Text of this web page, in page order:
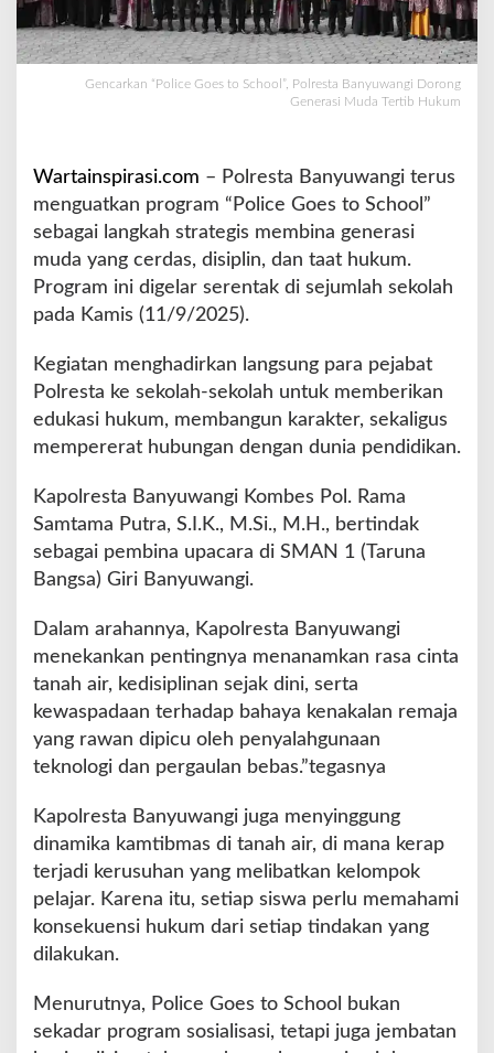
e
s
o
l
”
,
l
e
s
B
n
a
g
i
o
r
o
n
e
n
e
r
a
u
d
Gencarkan “Police Goes to School”, Polresta Banyuwangi Dorong
Generasi Muda Tertib Hukum
Wartainspirasi.com – Polresta Banyuwangi terus
menguatkan program “Police Goes to School”
sebagai langkah strategis membina generasi
muda yang cerdas, disiplin, dan taat hukum.
Program ini digelar serentak di sejumlah sekolah
pada Kamis (11/9/2025).
Kegiatan menghadirkan langsung para pejabat
Polresta ke sekolah-sekolah untuk memberikan
edukasi hukum, membangun karakter, sekaligus
mempererat hubungan dengan dunia pendidikan.
Kapolresta Banyuwangi Kombes Pol. Rama
Samtama Putra, S.I.K., M.Si., M.H., bertindak
sebagai pembina upacara di SMAN 1 (Taruna
Bangsa) Giri Banyuwangi.
Dalam arahannya, Kapolresta Banyuwangi
menekankan pentingnya menanamkan rasa cinta
tanah air, kedisiplinan sejak dini, serta
kewaspadaan terhadap bahaya kenakalan remaja
yang rawan dipicu oleh penyalahgunaan
teknologi dan pergaulan bebas.”tegasnya
Kapolresta Banyuwangi juga menyinggung
dinamika kamtibmas di tanah air, di mana kerap
terjadi kerusuhan yang melibatkan kelompok
pelajar. Karena itu, setiap siswa perlu memahami
konsekuensi hukum dari setiap tindakan yang
dilakukan.
Menurutnya, Police Goes to School bukan
sekadar program sosialisasi, tetapi juga jembatan